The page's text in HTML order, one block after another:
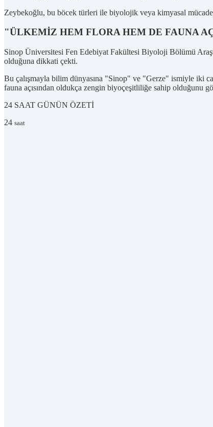
Zeybekoğlu, bu böcek türleri ile biyolojik veya kimyasal
"ÜLKEMİZ HEM FLORA HEM DE FAUNA
Sinop Üniversitesi Fen Edebiyat Fakültesi Biyoloji Bölümü
olduğuna dikkati çekti.
Bu çalışmayla bilim dünyasına "Sinop" ve "Gerze" ismiyle iki
fauna açısından oldukça zengin biyoçeşitliliğe sahip
24 SAAT GÜNÜN ÖZETİ
24 saat